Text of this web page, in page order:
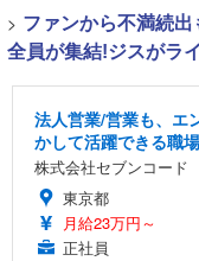
> ファンから不満続
全員が集結!ジスがラ
法人営業/営業も、エ
かして活躍できる職
株式会社セブンコード
東京都
月給23万円～
正社員